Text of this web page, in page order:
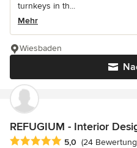
turnkeys in th...
Mehr
Wiesbaden
REFUGIUM - Interior
Durchschnittliche Bewertung:
5,0 (24